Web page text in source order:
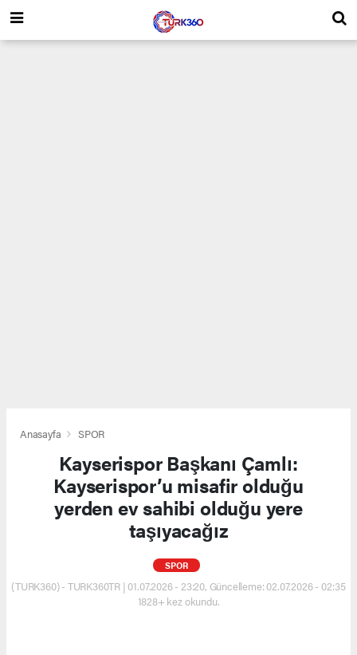
Anasayfa SPOR
Kayserispor Başkanı Çamlı:
Kayserispor’u misafir olduğu
yerden ev sahibi olduğu yere
taşıyacağız
SPOR
(TURK360) - TURK360TR | 01.07.2026 - 23:20, Güncelleme: 02.07.2026 - 02:35
1828+ kez okundu.